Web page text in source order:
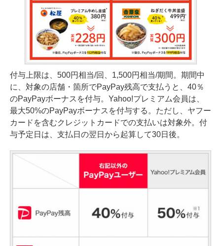
付与上限は、500円相当/回、1,500円相当/期間。期間中
に、対象の店舗・箇所でPayPay残高で支払うと、40％
のPayPayボーナスを付与。Yahoo!プレミアム会員は、
最大50%のPayPayボーナスを付与する。ただし、ヤフー
カードを含むクレジットカードでの支払いは対象外。付
与予定日は、支払日の翌日から起算して30日後。